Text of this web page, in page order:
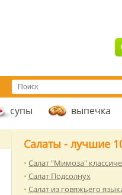
супы выпечка
Салаты - лучшие
Салат "Мимоза"
Салат Подсолнух
Салат из говяжьего